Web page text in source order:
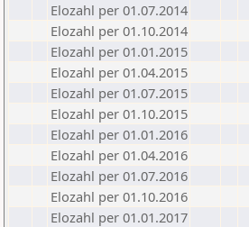
Elozahl per 01.07.2014
Elozahl per 01.10.2014
Elozahl per 01.01.2015
Elozahl per 01.04.2015
Elozahl per 01.07.2015
Elozahl per 01.10.2015
Elozahl per 01.01.2016
Elozahl per 01.04.2016
Elozahl per 01.07.2016
Elozahl per 01.10.2016
Elozahl per 01.01.2017